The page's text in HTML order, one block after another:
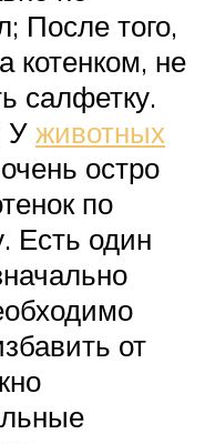
После того,
котенком, не
салфетку.
У животных
очень остро
по
Есть один
от